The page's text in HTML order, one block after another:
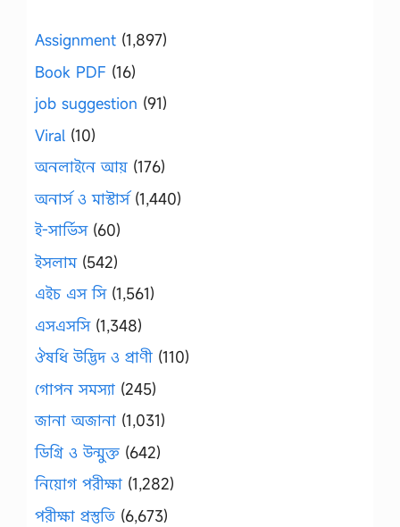
Assignment (1,897)
Book PDF (16)
job suggestion (91)
Viral (10)
অনলাইনে আয় (176)
অনার্স ও মাস্টার্স(1,440)
ই-সার্ভিস(60)
ইসলাম(542)
এইচ এস সি(1,561)
এসএসসি(1,348)
ঔষধি উদ্ভিদ ও প্রাণী (110)
গোপন সমস্যা (245)
জানা অজানা (1,031)
ডিগ্রি ও উন্মুক্ত (642)
নিয়োগ পরীক্ষা (1,282)
পরীক্ষা প্রস্তুতি (6,673)